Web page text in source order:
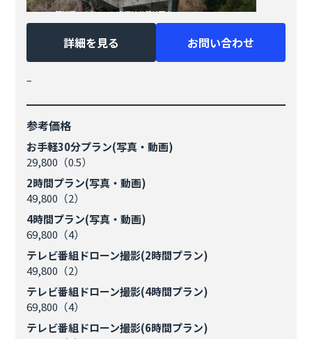
詳細を見る お問い合わせ
–
参考価格
お手軽30分プラン(写真・動画)
29,800（0.5）
2時間プラン(写真・動画)
49,800（2）
4時間プラン(写真・動画)
69,800（4）
テレビ番組ドローン撮影(2時間プラン)
49,800（2）
テレビ番組ドローン撮影(4時間プラン)
69,800（4）
テレビ番組ドローン撮影(6時間プラン)